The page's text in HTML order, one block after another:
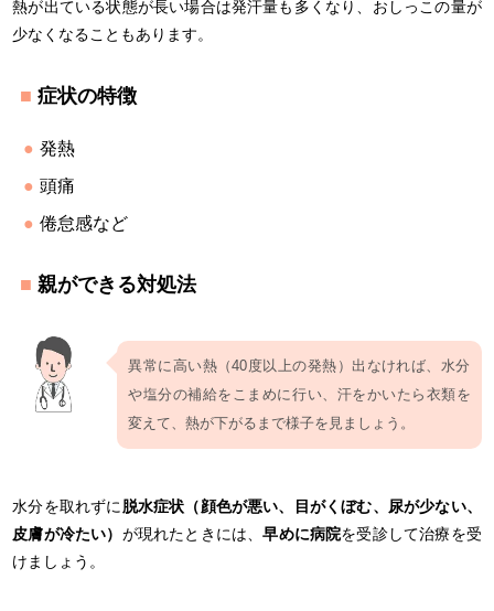
熱が出ている状態が長い場合は発汗量も多くなり、おしっこの量が
少なくなることもあります。
症状の特徴
発熱
頭痛
倦怠感など
親ができる対処法
異常に高い熱（40度以上の発熱）出なければ、水分
や塩分の補給をこまめに行い、汗をかいたら衣類を
変えて、熱が下がるまで様子を見ましょう。
水分を取れずに 脱水症状（顔色が悪い、目がくぼむ、尿が少ない、
皮膚が冷たい） が現れたときには、早めに病院を受診して治療を受
けましょう。